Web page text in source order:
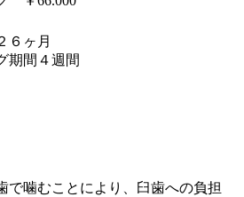
６ヶ月
期間４週間
で噛むことにより、臼歯への負担